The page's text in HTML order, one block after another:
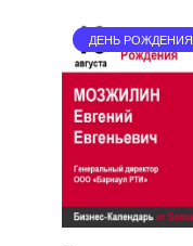
ДЕНЬ РОЖДЕНИЯ